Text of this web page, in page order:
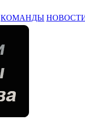
КОМАНДЫ